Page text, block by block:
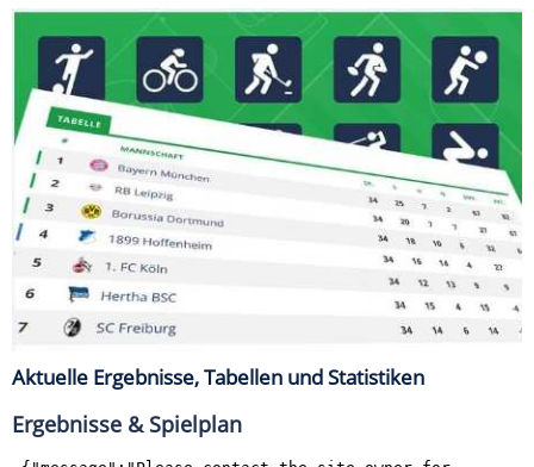
Aktuelle Ergebnisse, Tabellen und Statistiken
Ergebnisse & Spielplan